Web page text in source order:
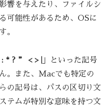
響を与えたり、ファイルシ
可能性があるため、OSに
。
* ? ” < > |
」といった記号
。また、Macでも特定の
の記号は、パスの区切り文
テムが特別な意味を持つ文